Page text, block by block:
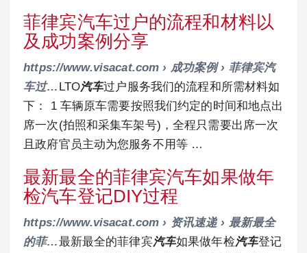
菲律宾汽车过户的流程和材料以
及成功案例分享
https://www.visacat.com › 成功案例 › 菲律宾汽
车过… LTO汽车过户服务我们的流程和所需材料如
下： 1 车辆原车需要按照我们约定的时间和地点出
席一次(拍照和采集车架号)，全程只需要出席一次
且政府官员主动为您服务不用等 …
最新最全的菲律宾汽车如果做年
检汽车登记DIY过程
https://www.visacat.com › 资讯速递 › 最新最全
的菲…最新最全的菲律宾汽车如果做年检汽车登记